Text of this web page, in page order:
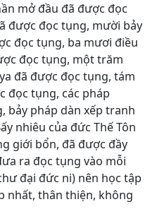
mở đầu đã được đọc
được đọc tụng, mười bảy
đọc tụng, ba mươi điều
đọc tụng, một trăm
đã được đọc tụng, tám
đọc tụng, các pháp
bảy pháp dàn xếp tranh
nhiêu của đức Thế Tôn
giới bổn, đã được đầy
ra đọc tụng vào mỗi
đại đức ni) nên học tập
nhất, thân thiện, không